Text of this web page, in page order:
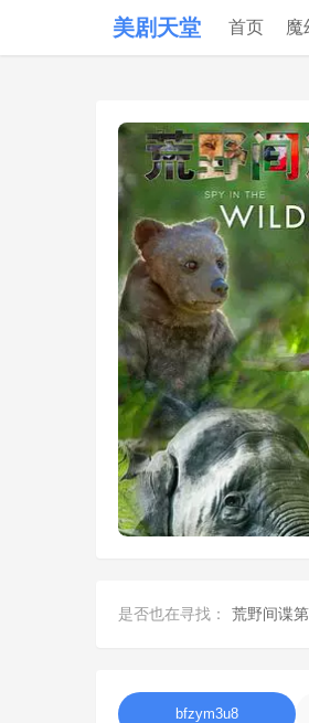
美剧天堂 首页 魔
是否也在寻找： 荒野间谍
bfzym3u8